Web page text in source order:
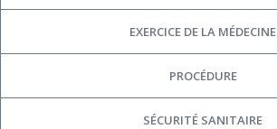
EXERCICE DE LA MÉDECINE
PROCÉDURE
SÉCURITÉ SANITAIRE